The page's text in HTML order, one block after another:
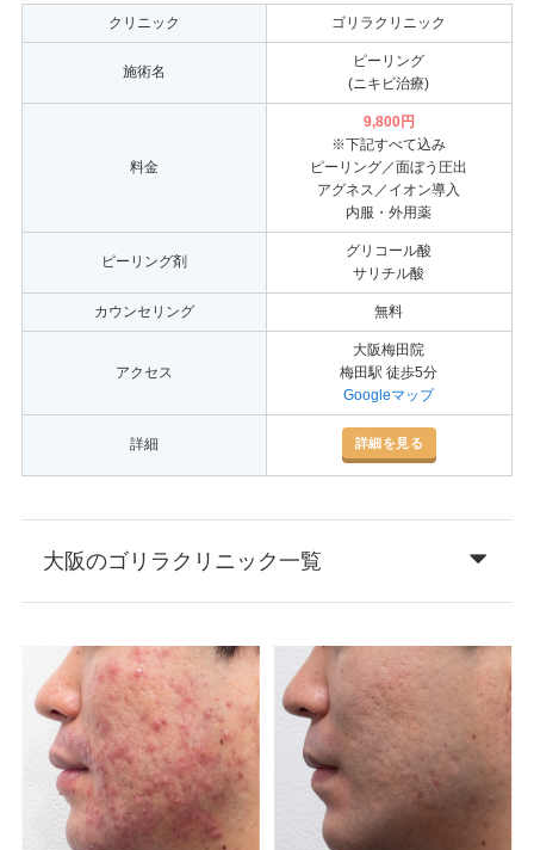
クリニック ゴリラクリニック
施術名
ピーリング
(ニキビ治療)
料金
9,800円
※下記すべて込み
ピーリング／面ぼう圧出
アグネス／イオン導入
内服・外用薬
ピーリング剤
グリコール酸
サリチル酸
カウンセリング 無料
アクセス
大阪梅田院
梅田駅 徒歩5分
Googleマップ
詳細 詳細を見る
大阪のゴリラクリニック一覧